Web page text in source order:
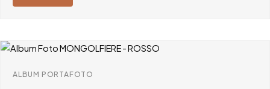
ALBUM PORTAFOTO